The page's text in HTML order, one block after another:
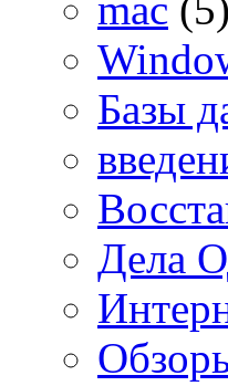
mac (5)
Базы
Дела